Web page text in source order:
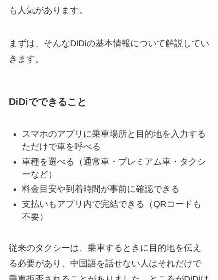
も人気があります。
まずは、そんなDiDiの基本情報について解説してい
きます。
DiDiでできること
スマホのアプリに乗車場所と目的地を入力する
ただけで車を呼べる
車種を選べる（通常車・プレミアム車・タクシ
ーなど）
料金目安や到着時間が事前に確認できる
支払いもアプリ内で完結できる（QRコードも
不要）
従来のタクシーは、乗車するときに目的地を伝え
る必要があり、中国語を話せない人はそれだけで